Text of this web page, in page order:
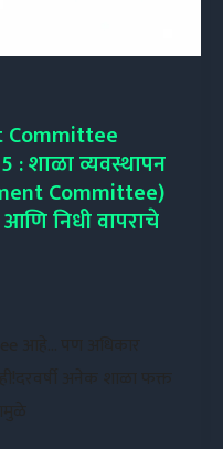
Committee
: शाळा व्यवस्थापन
Committee)
निधी वापराचे